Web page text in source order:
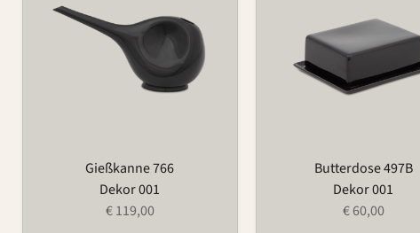
Gießkanne 766
Dekor 001
€ 119,00
Butterdose 497B
Dekor 001
€ 60,00